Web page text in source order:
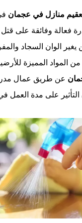
منازل في عجمان
تصل إلى 70% ولها قدرة
الوان السجاد
المواد المميزة
عن طريق عمال
على مدة العمل